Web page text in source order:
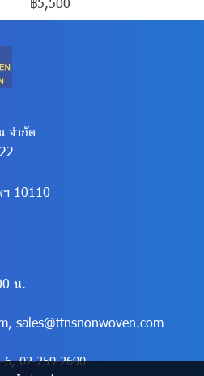
จำกัด
ฯ 10110
น.
, sales@ttnsnonwoven.com
6,02-259-2690